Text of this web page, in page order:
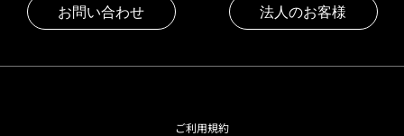
お問い合わせ 法人のお客様
ご利用規約